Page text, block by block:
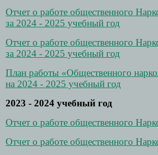
Отчет о работе общественного
за 2024 - 2025 учебный год
Отчет о работе общественного
за 2024 - 2025 учебный год
План работы «Общественного
на 2024 - 2025 учебный год
2023 - 2024 учебный год
Отчет о работе общественного
Отчет о работе общественного